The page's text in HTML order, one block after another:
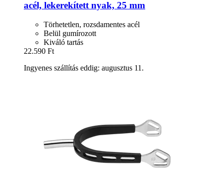
acél, lekerekített nyak, 25 mm
Törhetetlen, rozsdamentes acél
Belül gumírozott
Kiváló tartás
22.590 Ft
Ingyenes szállítás eddig: augusztus 11.